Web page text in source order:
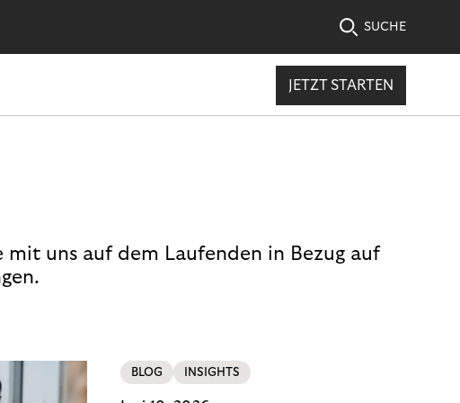
SUCHE
JETZT STARTEN
mit uns auf dem Laufenden in Bezug auf
BLOG INSIGHTS